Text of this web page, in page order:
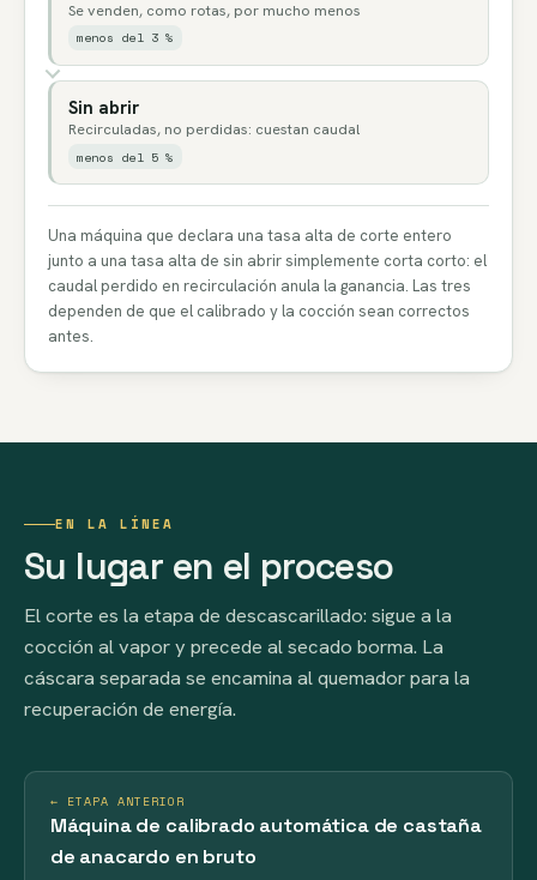
Se venden, como rotas, por mucho menos
menos del 3 %
Sin abrir
Recirculadas, no perdidas: cuestan caudal
menos del 5 %
Una máquina que declara una tasa alta de corte entero
junto a una tasa alta de sin abrir simplemente corta corto: el
caudal perdido en recirculación anula la ganancia. Las tres
dependen de que el calibrado y la cocción sean correctos
antes.
EN LA LÍNEA
Su lugar en el proceso
El corte es la etapa de descascarillado: sigue a la
cocción al vapor y precede al secado borma. La
cáscara separada se encamina al quemador para la
recuperación de energía.
← ETAPA ANTERIOR
Máquina de calibrado automática de castaña
de anacardo en bruto